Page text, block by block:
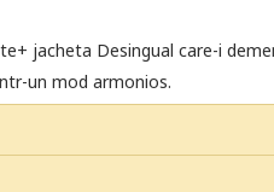
jacheta Desingual care-i
un mod armonios.